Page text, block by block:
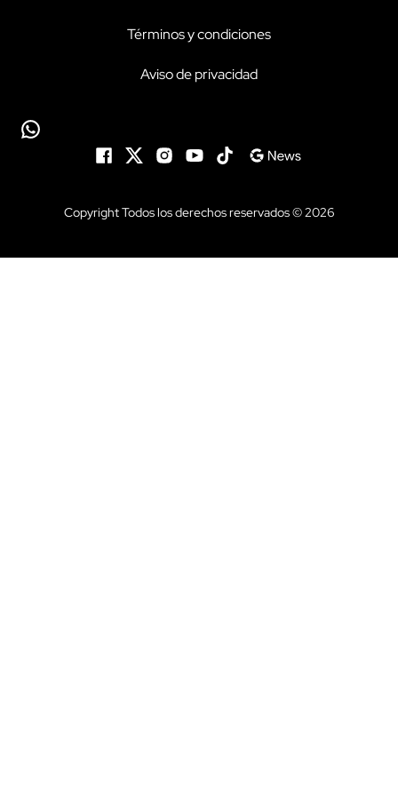
Términos y condiciones
Aviso de privacidad
Copyright Todos los derechos reservados © 2026